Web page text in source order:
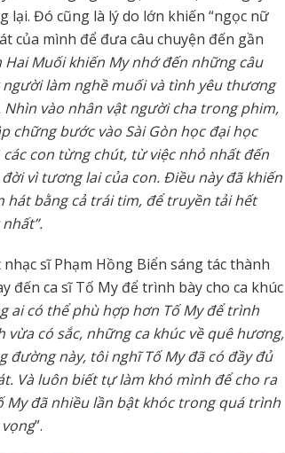
lại. Đó cũng là lý do lớn khiến “ngọc nữ
của mình để đưa câu chuyện đến gần
Hai Muối khiến My nhớ đến những câu
làm nghề muối và tình yêu thương
vào nhân vật người cha trong phim,
chững bước vào Sài Gòn học đại học
con từng chút, từ việc nhỏ nhất đến
vì tương lai của con. Điều này đã khiến
hát bằng cả trái tim, để truyền tải hết
sĩ Phạm Hồng Biển sáng tác thành
đến ca sĩ Tố My để trình bày cho ca khúc
ai có thể phù hợp hơn Tố My để trình
vừa có sắc, những ca khúc về quê hương,
này, tôi nghĩ Tố My đã có đầy đủ
Và luôn biết tự làm khó mình để cho ra
đã nhiều lần bật khóc trong quá trình
”.